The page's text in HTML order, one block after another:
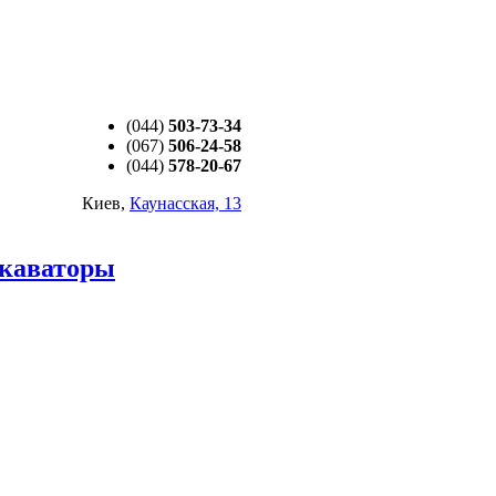
(044) 503-73-34
(067) 506-24-58
(044) 578-20-67
Киев, Каунасская, 13